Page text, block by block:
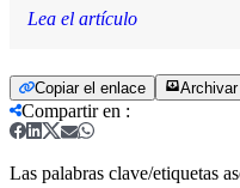
Lea el artículo
Copiar el enlace
Compartir en :
Las palabras clave/etiquetas